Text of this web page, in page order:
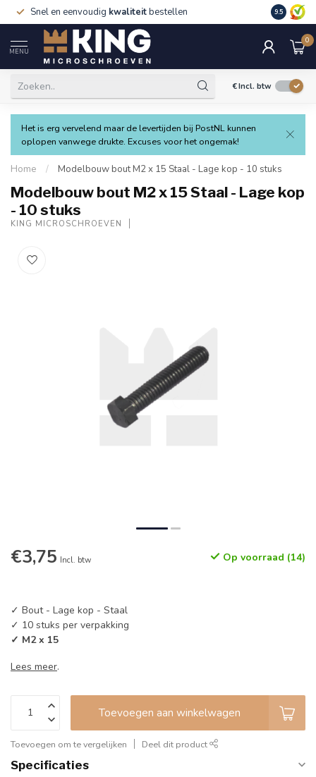
Snel en eenvoudig kwaliteitbestellen 9.5
MENU
0
€Incl. btw
Het is erg vervelend maar de levertijden bij PostNL kunnen
oplopen vanwege drukte. Excuses voor het ongemak!
Home / Modelbouw bout M2 x 15 Staal - Lage kop - 10 stuks
Modelbouw bout M2 x 15 Staal - Lage kop
- 10 stuks
KING MICROSCHROEVEN
€3,75 Incl. btw Op voorraad (14)
✓ Bout - Lage kop - Staal
✓ 10 stuks per verpakking
✓ M2 x 15
Lees meer.
Toevoegen aan winkelwagen
Toevoegen om te vergelijken Deel dit product
Specificaties